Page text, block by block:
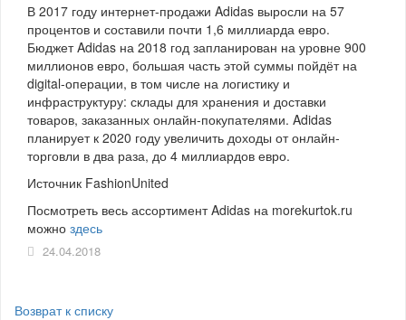
В 2017 году интернет-продажи Adidas выросли на 57
процентов и составили почти 1,6 миллиарда евро.
Бюджет Adidas на 2018 год запланирован на уровне 900
миллионов евро, большая часть этой суммы пойдёт на
digital-операции, в том числе на логистику и
инфраструктуру: склады для хранения и доставки
товаров, заказанных онлайн-покупателями. Adidas
планирует к 2020 году увеличить доходы от онлайн-
торговли в два раза, до 4 миллиардов евро.
Источник FashionUnited
Посмотреть весь ассортимент Adidas на morekurtok.ru
можно здесь
24.04.2018
Возврат к списку